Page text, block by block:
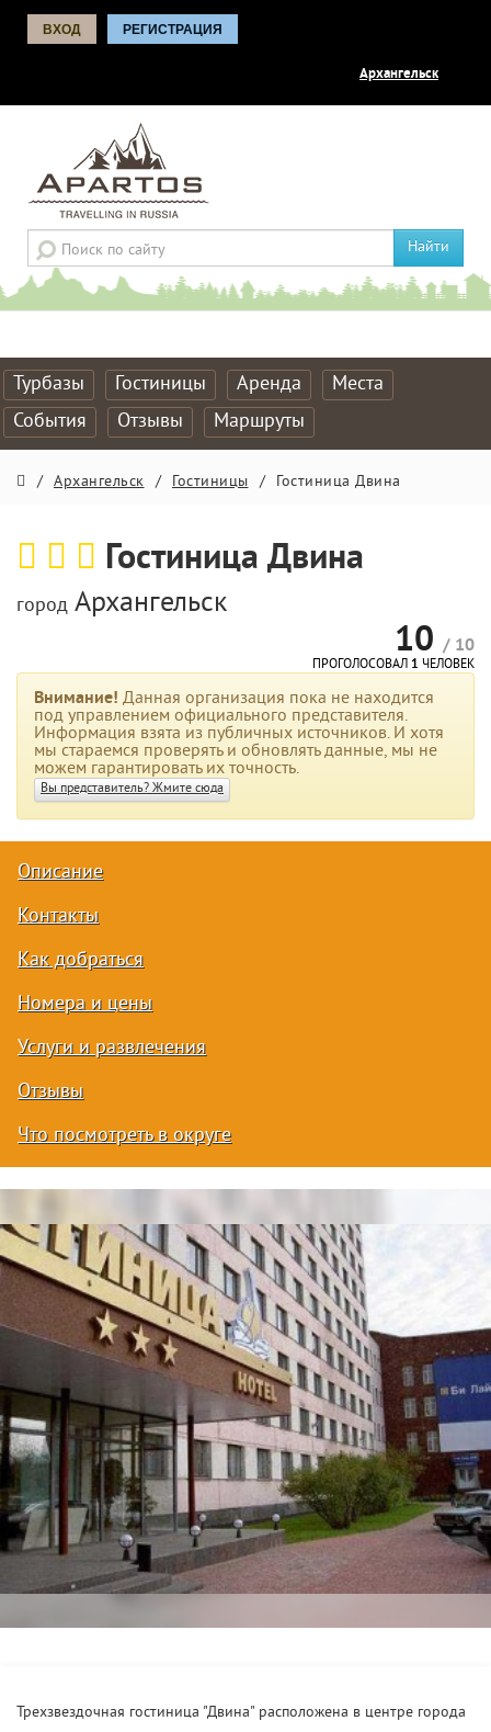
ВХОД РЕГИСТРАЦИЯ
Архангельск
Найти
Турбазы Гостиницы Аренда
Места
События
Отзывы Маршруты
/ Архангельск / Гостиницы / Гостиница Двина
Гостиница Двина
город Архангельск
10 / 10
ПРОГОЛОСОВАЛ 1 ЧЕЛОВЕК
Внимание! Данная организация пока не находится
под управлением официального представителя.
Информация взята из публичных источников. И хотя
мы стараемся проверять и обновлять данные, мы не
можем гарантировать их точность.
Вы представитель? Жмите сюда
Описание
Контакты
Как добраться
Номера и цены
Услуги и развлечения
Отзывы
Что посмотреть в округе
Трехзвездочная гостиница "Двина" расположена в центре города